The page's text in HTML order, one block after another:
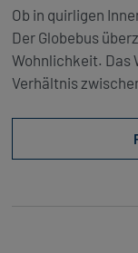
Ob in quirligen
Der Globebus
Wohnlichkeit. Das
Verhältnis